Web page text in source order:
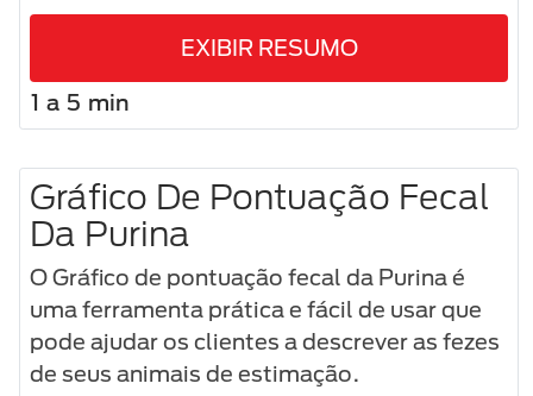
EXIBIR RESUMO
1 a 5 min
Gráfico De Pontuação Fecal
Da Purina
O Gráfico de pontuação fecal da Purina é
uma ferramenta prática e fácil de usar que
pode ajudar os clientes a descrever as fezes
de seus animais de estimação.